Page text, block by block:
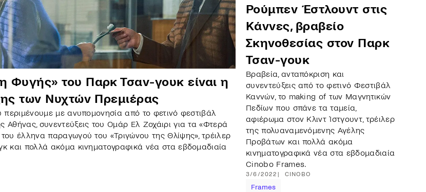
Φυγής» του Παρκ Τσαν-γουκ είναι η
των Νυχτών Πρεμιέρας
περιμένουμε με ανυπομονησία από το φετινό φεστιβάλ
Αθήνας, συνεντεύξεις του Ομάρ Ελ Ζοχάιρι για τα «Φτερά
έλληνα παραγωγού του «Τριγώνου της Θλίψης», τρέιλερ
και πολλά ακόμα κινηματογραφικά νέα στα εβδομαδιαία
Ρούμπεν Έστλουντ στις
Κάννες, βραβείο
Σκηνοθεσίας στον Παρκ
Τσαν-γουκ
Βραβεία, ανταπόκριση και
συνεντεύξεις από το φετινό Φεστιβάλ
Καννών, το making of των Μαγνητικών
Πεδίων που σπάνε τα ταμεία,
αφιέρωμα στον Κλιντ Ίστγουντ, τρέιλερ
της πολυαναμενόμενης Αγέλης
Προβάτων και πολλά ακόμα
κινηματογραφικά νέα στα εβδομαδιαία
Cinobo Frames.
3/6/2022 CINOBO
Frames